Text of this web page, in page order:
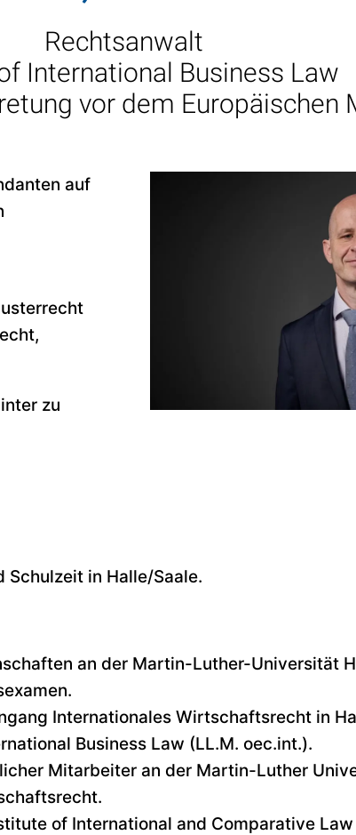
Rechtsanwalt
International Business Law
vor dem Europäischen
auf
zu
Schulzeit in Halle/Saale.
an der Martin-Luther-Universität
Internationales Wirtschaftsrecht in
Business Law (LL.M. oec.int.).
Mitarbeiter an der Martin-Luther
of International and Comparative